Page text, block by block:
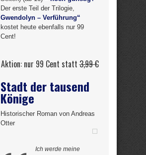
Der erste Teil der Trilogie,
Gwendolyn – Verführung“
kostet heute ebenfalls nur 99
Cent!
Aktion: nur 99 Cent statt3,99 €
Stadt der tausend
Könige
Historischer Roman von Andreas
Otter
Ich werde meine